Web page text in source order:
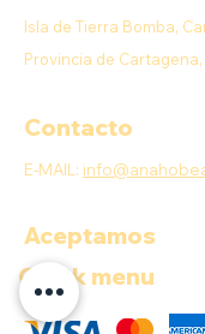
Isla de Tierra Bomba,
Provincia de
Contacto
E-MAIL:
Aceptamos
Quick menu